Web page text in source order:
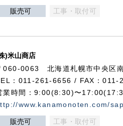
販売可 工事・取付可
)米山商店
060-0063 北海道札幌市中央区
：011-261-6656 / FAX：011-
業時間：9:00(8:30)〜
www.kanamonoten.com/
販売可 工事・取付可